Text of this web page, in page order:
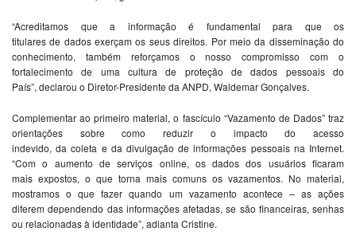
“Acreditamos que a informação é fundamental para que os
titularesde dadosexerçam os seus direitos. Por meioda disseminação do
conhecimento, também reforçamos o nosso compromisso com o
fortalecimentode uma culturade proteção de dados pessoais do
País”, declarou o Diretor-Presidente da ANPD, Waldemar Gonçalves.
Complementarao primeiro material, o fascículo “Vazamento de Dados” traz
orientações sobre como reduzir o impacto do acesso
indevido,da coleta e da divulgaçãode informações pessoais na Internet.
“Com o aumento de serviços online, osdados dos usuários ficaram
mais expostos, o que torna mais comuns os vazamentos. No material,
mostramos o que fazer quando um vazamento acontece – as ações
diferem dependendo das informações afetadas, se são financeiras, senhas
ou relacionadas à identidade”, adianta Cristine.